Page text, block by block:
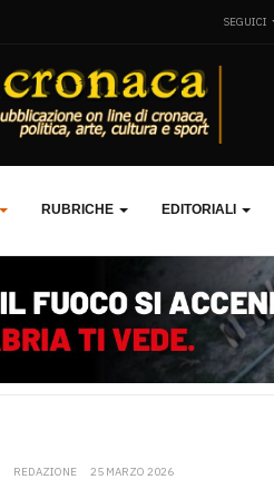
SEGUICI
RUBRICHE EDITORIALI
REDAZIONE 25 MARZO 2026